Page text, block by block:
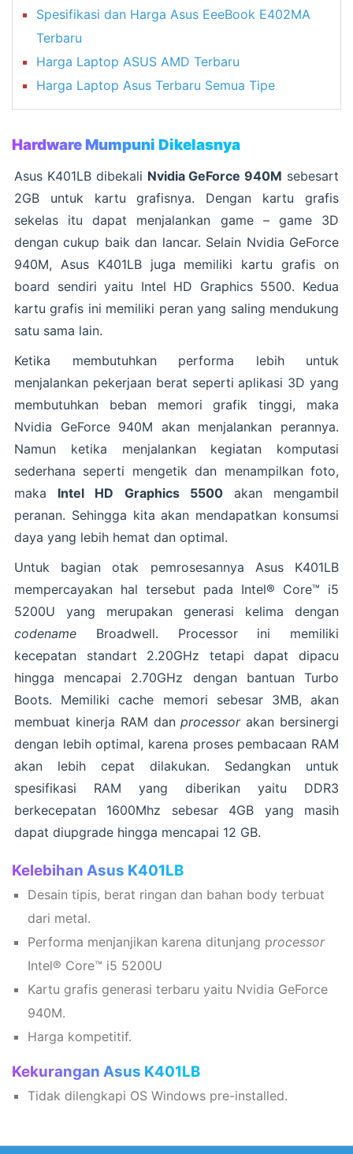
Spesifikasi dan Harga Asus EeeBook E402MA
Terbaru
Harga Laptop ASUS AMD Terbaru
Harga Laptop Asus Terbaru Semua Tipe
Hardware Mumpuni Dikelasnya
Asus K401LB dibekali Nvidia GeForce 940M sebesart
2GB untuk kartu grafisnya. Dengan kartu grafis
sekelas itu dapat menjalankan game – game 3D
dengan cukup baik dan lancar. Selain Nvidia GeForce
940M, Asus K401LB juga memiliki kartu grafis on
board sendiri yaitu Intel HD Graphics 5500. Kedua
kartu grafis ini memiliki peran yang saling mendukung
satu sama lain.
Ketika membutuhkan performa lebih untuk
menjalankan pekerjaan berat seperti aplikasi 3D yang
membutuhkan beban memori grafik tinggi, maka
Nvidia GeForce 940M akan menjalankan perannya.
Namun ketika menjalankan kegiatan komputasi
sederhana seperti mengetik dan menampilkan foto,
maka Intel HD Graphics 5500akan mengambil
peranan. Sehingga kita akan mendapatkan konsumsi
daya yang lebih hemat dan optimal.
Untuk bagian otak pemrosesannya Asus K401LB
mempercayakan hal tersebut pada Intel® Core™ i5
5200U yang merupakan generasi kelima dengan
codename Broadwell. Processor ini memiliki
kecepatan standart 2.20GHz tetapi dapat dipacu
hingga mencapai 2.70GHz dengan bantuan Turbo
Boots. Memiliki cache memori sebesar 3MB, akan
membuat kinerja RAM danprocessorakan bersinergi
dengan lebih optimal, karena proses pembacaan RAM
akan lebih cepat dilakukan. Sedangkan untuk
spesifikasi RAM yang diberikan yaitu DDR3
berkecepatan 1600Mhz sebesar 4GB yang masih
dapat diupgrade hingga mencapai 12 GB.
Kelebihan Asus K401LB
Desain tipis, berat ringan dan bahan body terbuat
dari metal.
Performa menjanjikan karena ditunjang processor
Intel® Core™ i5 5200U
Kartu grafis generasi terbaru yaitu Nvidia GeForce
940M.
Harga kompetitif.
Kekurangan Asus K401LB
Tidak dilengkapi OS Windows pre-installed.